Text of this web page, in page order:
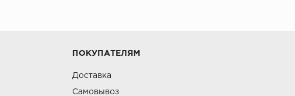
ПОКУПАТЕЛЯМ
Доставка
Самовывоз